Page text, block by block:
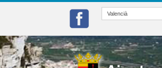
Valencià